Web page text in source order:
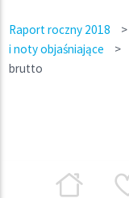
Raport roczny 2018 >
i noty objaśniające
>
brutto